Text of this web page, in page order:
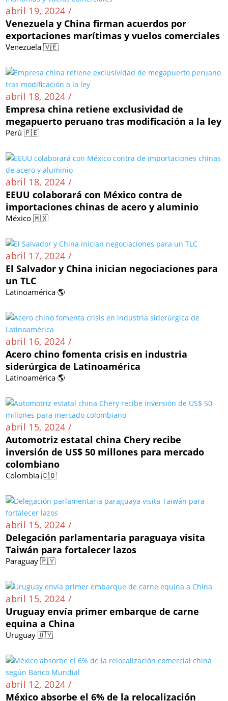
abril 19, 2024 /
Venezuela y China firman acuerdos por
exportaciones marítimas y vuelos comerciales
Venezuela 🇻🇪
abril 18, 2024 /
Empresa china retiene exclusividad de
megapuerto peruano tras modificación a la ley
Perú 🇵🇪
abril 18, 2024 /
EEUU colaborará con México contra de
importaciones chinas de acero y aluminio
México 🇲🇽
abril 17, 2024 /
El Salvador y China inician negociaciones para
un TLC
Latinoamérica 🌎
abril 16, 2024 /
Acero chino fomenta crisis en industria
siderúrgica de Latinoamérica
Latinoamérica 🌎
abril 15, 2024 /
Automotriz estatal china Chery recibe
inversión de US$ 50 millones para mercado
colombiano
Colombia 🇨🇴
abril 15, 2024 /
Delegación parlamentaria paraguaya visita
Taiwán para fortalecer lazos
Paraguay 🇵🇾
abril 15, 2024 /
Uruguay envía primer embarque de carne
equina a China
Uruguay 🇺🇾
abril 12, 2024 /
México absorbe el 6% de la relocalización